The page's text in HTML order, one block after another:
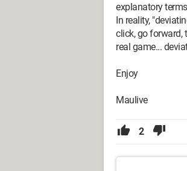
explanatory
In reality,
click, go forward,
real game...
Enjoy
Maulive
2